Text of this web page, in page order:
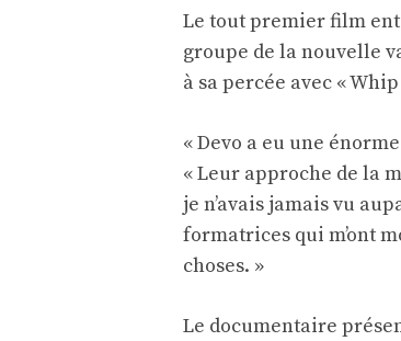
Le tout premier film
groupe de la nouvelle
à sa percée avec «
« Devo a eu une
« Leur approche de la
je n’avais jamais vu
formatrices qui m’ont
choses. »
Le documentaire